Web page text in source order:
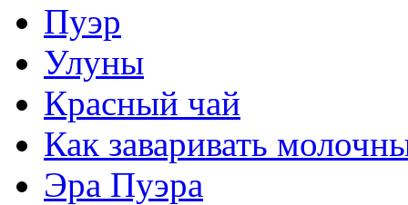
Пуэр
Улуны
Красный чай
Как заваривать
Эра Пуэра